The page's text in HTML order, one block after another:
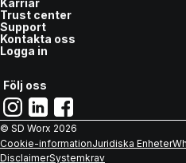
Karriär
Trust center
Support
Kontakta oss
Logga in
Följ oss
© SD Worx 2026
Cookie-informationJuridiska Enheter
DisclaimerSystemkrav